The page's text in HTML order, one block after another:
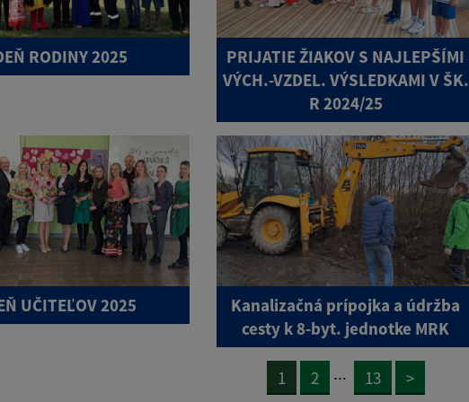
RODINY 2025
PRIJATIE ŽIAKOV S NAJLEPŠÍMI
VÝCH.-VZDEL. VÝSLEDKAMI V ŠK.
R 2024/25
UČITEĽOV 2025
Kanalizačná prípojka a údržba
cesty k 8-byt. jednotke MRK
1 2 ... 13 >